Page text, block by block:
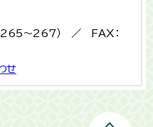
265〜267） ／ FAX：
せ